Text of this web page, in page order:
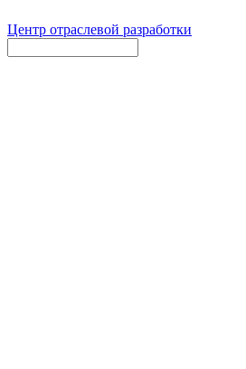
Центр отраслевой разработки